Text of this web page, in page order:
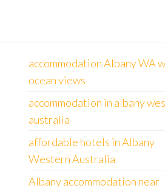
accommodation Albany WA
ocean views
accommodation in albany
australia
affordable hotels in Albany
Western Australia
Albany accommodation near